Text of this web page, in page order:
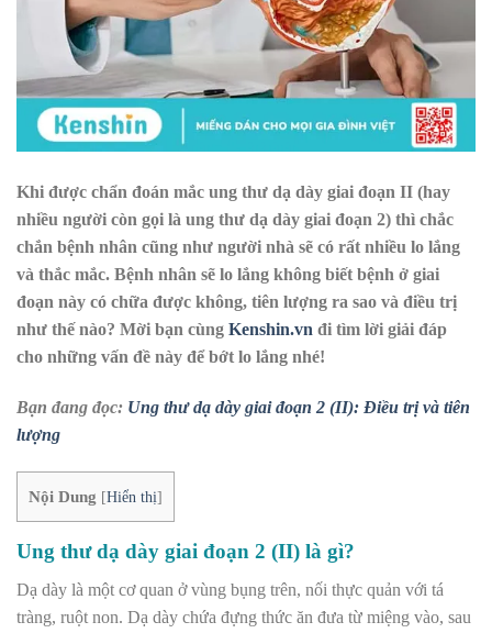
Khi được chẩn đoán mắc ung thư dạ dày giai đoạn II (hay
nhiều người còn gọi là ung thư dạ dày giai đoạn 2) thì chắc
chắn bệnh nhân cũng như người nhà sẽ có rất nhiều lo lắng
và thắc mắc. Bệnh nhân sẽ lo lắng không biết bệnh ở giai
đoạn này có chữa được không, tiên lượng ra sao và điều trị
như thế nào? Mời bạn cùng Kenshin.vn đi tìm lời giải đáp
cho những vấn đề này để bớt lo lắng nhé!
Bạn đang đọc: Ung thư dạ dày giai đoạn 2 (II): Điều trị và tiên
lượng
Nội Dung [Hiển thị]
Ung thư dạ dày giai đoạn 2 (II) là gì?
Dạ dày là một cơ quan ở vùng bụng trên, nối thực quản với tá
tràng, ruột non. Dạ dày chứa đựng thức ăn đưa từ miệng vào, sau